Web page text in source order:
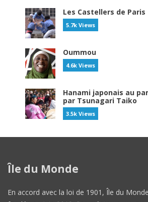
Les Castellers de Paris
5.7k Views
Oummou
4.6k Views
Hanami japonais au
par Tsunagari Taiko
3.5k Views
Île du Monde
En accord avec la loi de 1901, Île du